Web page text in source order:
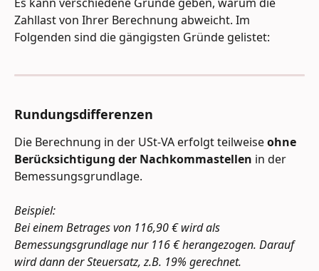
Zahllast von Ihrer Berechnung abweicht. Im
Folgenden sind die gängigsten Gründe gelistet:
Rundungsdifferenzen
Die Berechnung in der USt-VA erfolgt teilweise ohne
Berücksichtigung der Nachkommastellen in der
Bemessungsgrundlage.
Beispiel:
Bei einem Betrages von 116,90 € wird als
Bemessungsgrundlage nur 116 € herangezogen. Darauf
wird dann der Steuersatz, z.B. 19% gerechnet.